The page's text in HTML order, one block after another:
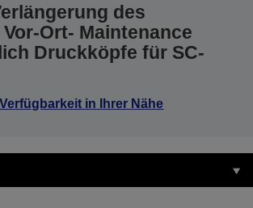
des
Ort- Maintenance
Druckköpfe für SC-
Verfügbarkeit in Ihrer Nähe